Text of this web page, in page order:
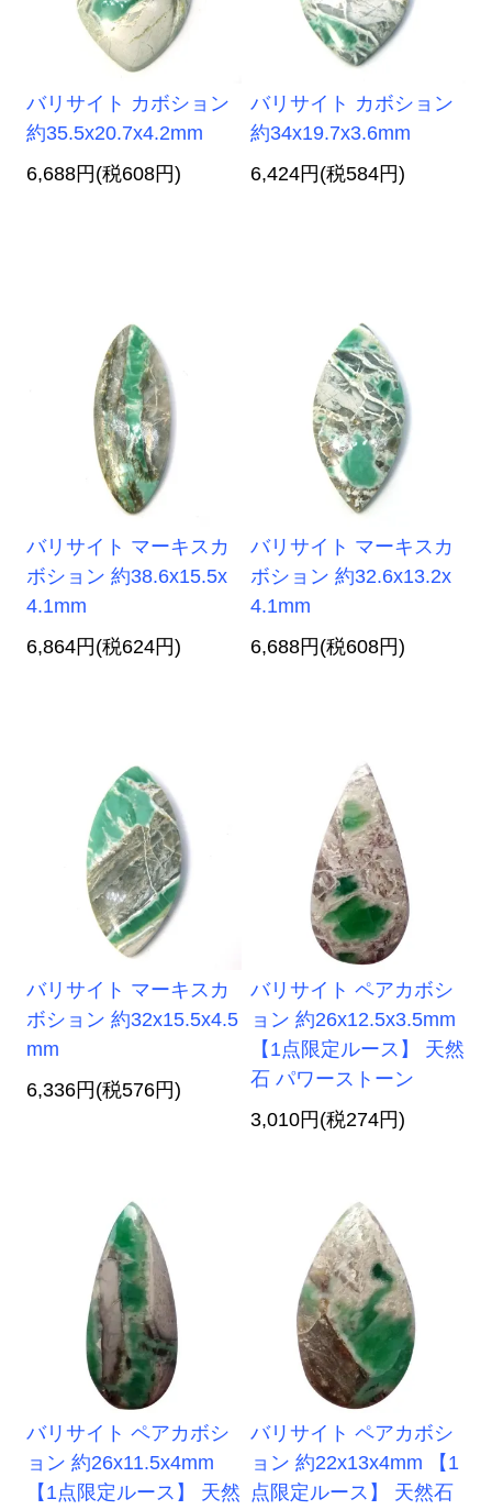
バリサイト カボション
約35.5x20.7x4.2mm
6,688円(税608円)
バリサイト カボション
約34x19.7x3.6mm
6,424円(税584円)
バリサイト マーキスカ
ボション 約38.6x15.5x
4.1mm
6,864円(税624円)
バリサイト マーキスカ
ボション 約32.6x13.2x
4.1mm
6,688円(税608円)
バリサイト マーキスカ
ボション 約32x15.5x4.5
mm
6,336円(税576円)
バリサイト ペアカボシ
ョン 約26x12.5x3.5mm
【1点限定ルース】 天然
石 パワーストーン
3,010円(税274円)
バリサイト ペアカボシ
ョン 約26x11.5x4mm
【1点限定ルース】 天然
バリサイト ペアカボシ
ョン 約22x13x4mm 【1
点限定ルース】 天然石